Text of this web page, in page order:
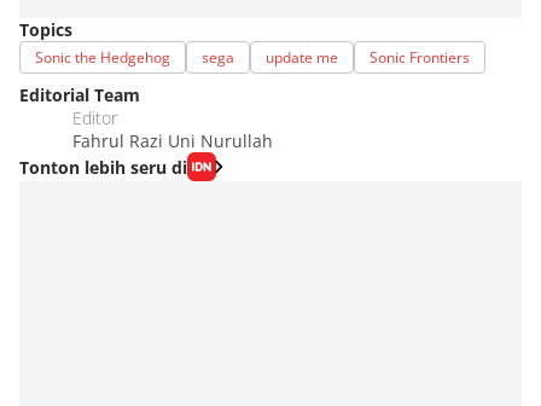
Topics
Sonic the Hedgehog sega update me Sonic Frontiers
Editorial Team
Editor
Fahrul Razi Uni Nurullah
Tonton lebih seru di